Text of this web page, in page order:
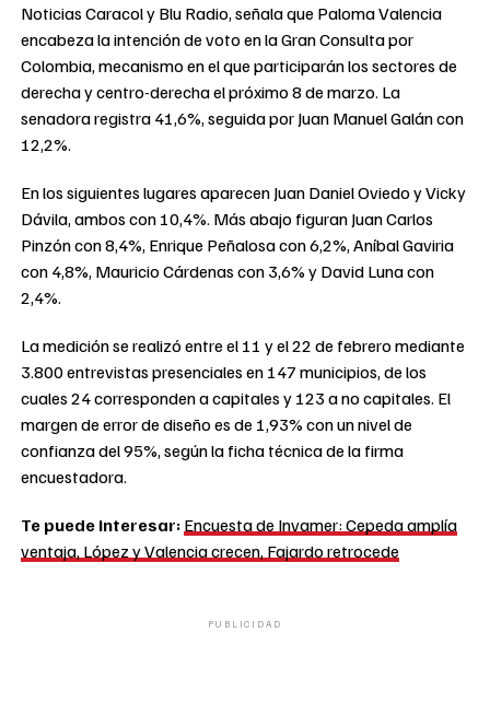
Noticias Caracol y Blu Radio, señala que Paloma Valencia
encabeza la intención de voto en la Gran Consulta por
Colombia, mecanismo en el que participarán los sectores de
derecha y centro-derecha el próximo 8 de marzo. La
senadora registra 41,6%, seguida por Juan Manuel Galán con
12,2%.
En los siguientes lugares aparecen Juan Daniel Oviedo y Vicky
Dávila, ambos con 10,4%. Más abajo figuran Juan Carlos
Pinzón con 8,4%, Enrique Peñalosa con 6,2%, Aníbal Gaviria
con 4,8%, Mauricio Cárdenas con 3,6% y David Luna con
2,4%.
La medición se realizó entre el 11 y el 22 de febrero mediante
3.800 entrevistas presenciales en 147 municipios, de los
cuales 24 corresponden a capitales y 123 a no capitales. El
margen de error de diseño es de 1,93% con un nivel de
confianza del 95%, según la ficha técnica de la firma
encuestadora.
Te puede interesar: Encuesta de Invamer: Cepeda amplía
ventaja, López y Valencia crecen, Fajardo retrocede
PUBLICIDAD